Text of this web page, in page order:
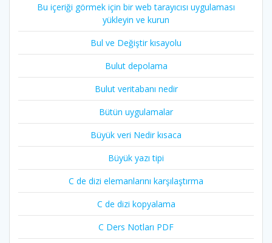
Bu içeriği görmek için bir web tarayıcısı uygulaması
yükleyin ve kurun
Bul ve Değiştir kısayolu
Bulut depolama
Bulut veritabanı nedir
Bütün uygulamalar
Büyük veri Nedir kısaca
Büyük yazı tipi
C de dizi elemanlarını karşılaştırma
C de dizi kopyalama
C Ders Notları PDF